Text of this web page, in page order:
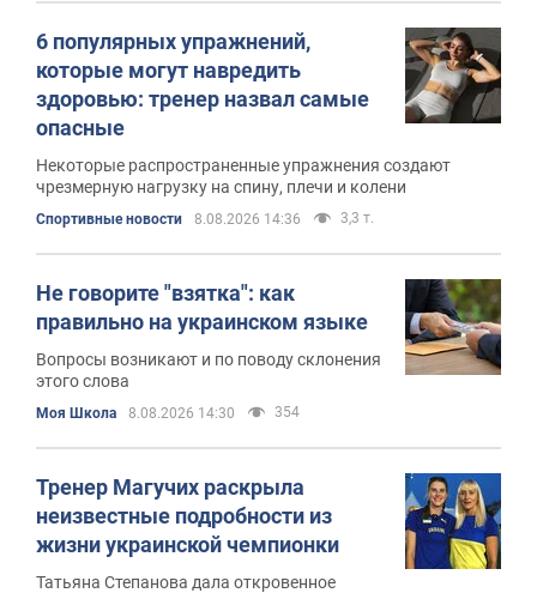
6 популярных упражнений,
которые могут навредить
здоровью: тренер назвал самые
опасные
Некоторые распространенные упражнения создают
чрезмерную нагрузку на спину, плечи и колени
Спортивные новости 8.08.2026 14:36 3,3 т.
Не говорите "взятка": как
правильно на украинском языке
Вопросы возникают и по поводу склонения
этого слова
Моя Школа 8.08.2026 14:30 354
Тренер Магучих раскрыла
неизвестные подробности из
жизни украинской чемпионки
Татьяна Степанова дала откровенное